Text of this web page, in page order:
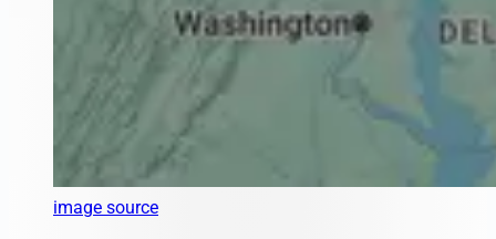
image source